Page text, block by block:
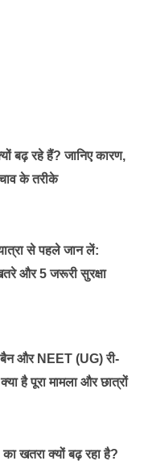
थी)–
की 9 साल तक चला
के रोल की वजह से
अभिनेत्री हैं
अवार्ड्स जीते ।
रूप मे अपनी एक ठोस और
बढ़ रहे हैं? जानिए कारण,
के तरीके
से पहले जान लें:
और 5 जरूरी सुरक्षा
और NEET (UG) री-
है पूरा मामला और छात्रों
खतरा क्यों बढ़ रहा है?